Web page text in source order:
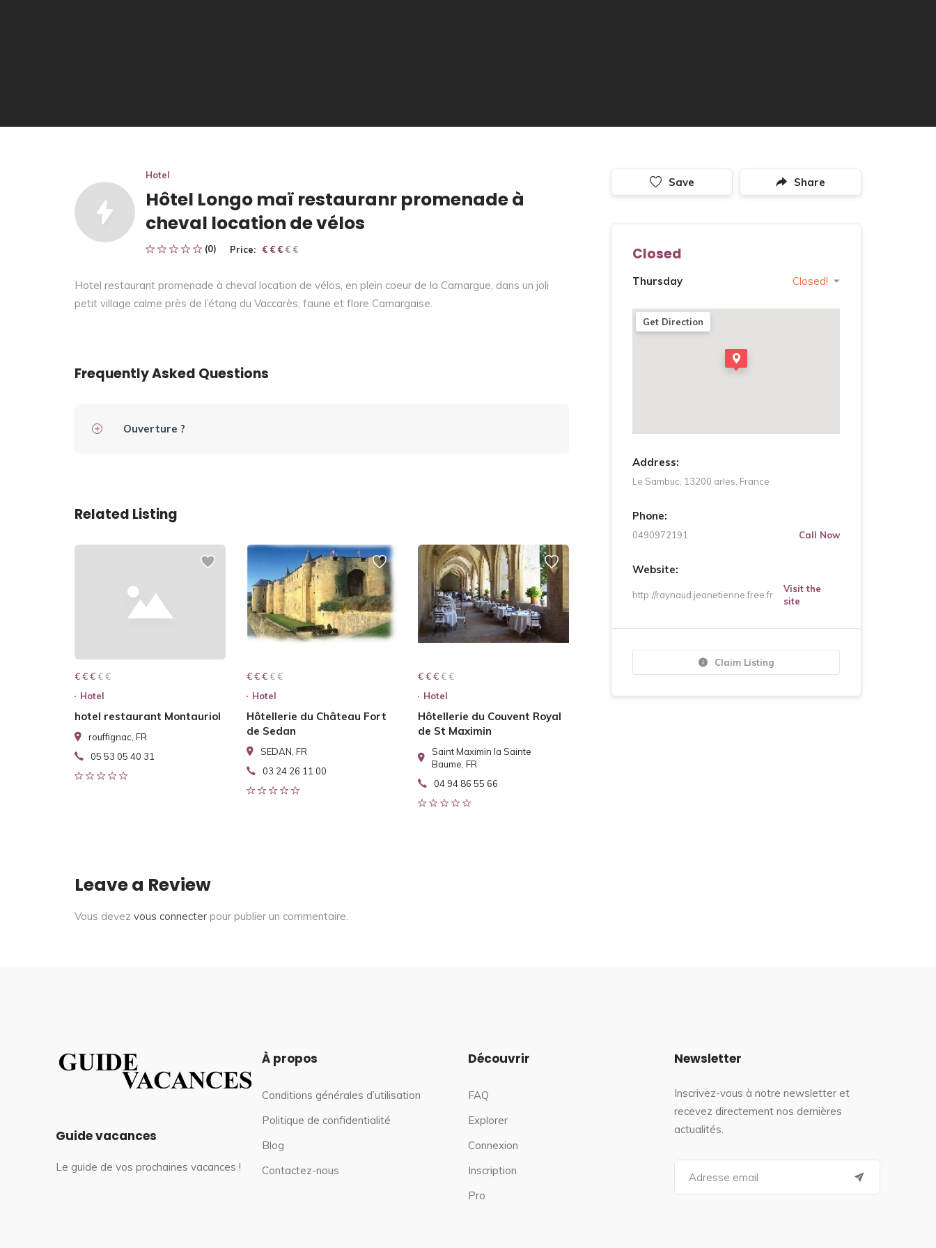
Hotel
Hôtel Longo maï restauranr promenade à
cheval location de vélos
(0) Price: € € € € €
€ € €
Hotel restaurant promenade à cheval location de vélos, en plein coeur de la Camargue, dans un joli
petit village calme près de l’étang du Vaccarès, faune et flore Camargaise.
Frequently Asked Questions
Ouverture ?
Related Listing
€ € € € €
€ € €
Hotel
hotel restaurant Montauriol
rouffignac, FR
05 53 05 40 31
€ € € € €
€ € €
Hotel
Hôtellerie du Château Fort
de Sedan
SEDAN, FR
03 24 26 11 00
€ € € € €
€ € €
Hotel
Hôtellerie du Couvent Royal
de St Maximin
Saint Maximin la Sainte
Baume, FR
04 94 86 55 66
Leave a Review
Vous devez vous connecter pour publier un commentaire.
Save Share
Closed
Thursday Closed!
Get Direction
Address:
Le Sambuc, 13200 arles, France
Phone:
0490972191 Call Now
Website:
http://raynaud.jeanetienne.free.fr
Visit the
site
Claim Listing
Guide vacances
Le guide de vos prochaines vacances !
À propos
Conditions générales d’utilisation
Politique de confidentialité
Blog
Contactez-nous
Découvrir
FAQ
Explorer
Connexion
Inscription
Pro
Newsletter
Inscrivez-vous à notre newsletter et
recevez directement nos dernières
actualités.
a